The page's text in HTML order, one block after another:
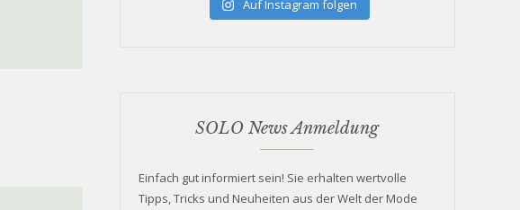
Auf Instagram folgen
SOLO News Anmeldung
Einfach gut informiert sein! Sie erhalten wertvolle
Tipps, Tricks und Neuheiten aus der Welt der Mode